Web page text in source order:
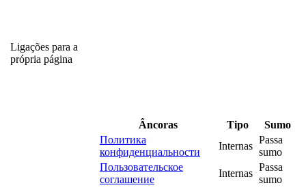
Ligações para a
própria página
Âncoras Tipo
Sumo
Политика
конфиденциальности
Internas
Passa
sumo
Пользовательское
соглашение
Internas
Passa
sumo